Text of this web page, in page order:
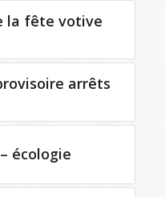
la fête votive
arrêts
écologie